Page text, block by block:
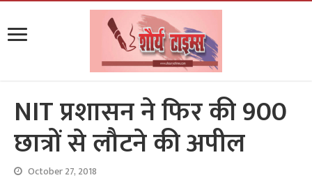
NIT प्रशासन ने फिर की 900
छात्रों से लौटने की अपील
October 27, 2018